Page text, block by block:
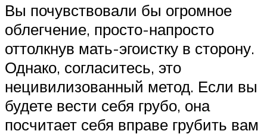
Вы почувствовали бы огромное
облегчение, просто-напросто
оттолкнув мать-эгоистку в сторону.
Однако, согласитесь, это
нецивилизованный метод. Если вы
будете вести себя грубо, она
посчитает себя вправе грубить вам